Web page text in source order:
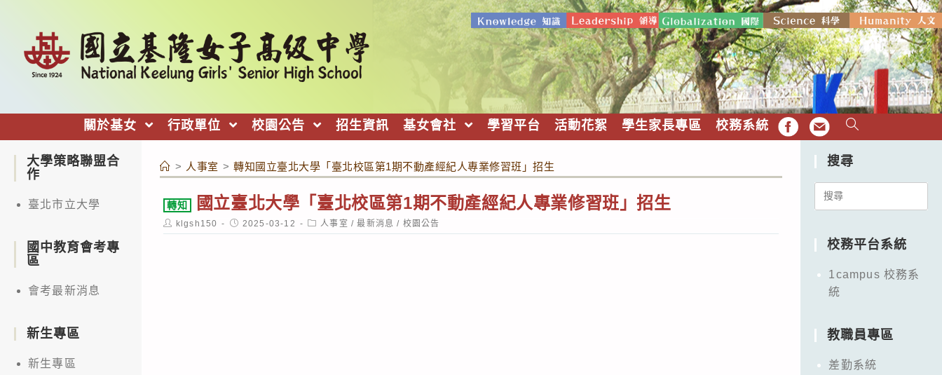
關於基女 行政單位 校園公告 招生資訊 基女會社 學習平台 活動花絮 學生家長專區 校務系統 FB EMAIL
> 人事室 > 轉知國立臺北大學「臺北校區第1期不動產經紀人專業修習班」招生
轉知 國立臺北大學「臺北校區第1期不動產經紀人專業修習班」招生
Post
author:
klgsh150
Post
published:
2025-03-12
Post
category:
人事室 / 最新消息 / 校園公告
大學策略聯盟合
作
臺北市立大學
國中教育會考專
區
會考最新消息
新生專區
新生專區
搜尋
Search
校務平台系統
1campus 校務系
統
教職員專區
差勤系統